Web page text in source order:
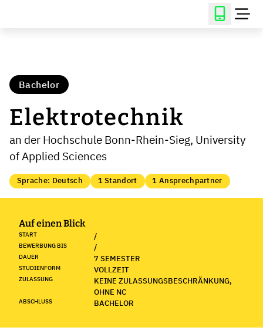
Bachelor
Elektrotechnik
an der Hochschule Bonn-Rhein-Sieg, University
of Applied Sciences
Sprache: Deutsch 1 Standort 1 Ansprechpartner
Auf einen Blick
START /
BEWERBUNG BIS /
DAUER 7 SEMESTER
STUDIENFORM VOLLZEIT
ZULASSUNG
KEINE ZULASSUNGSBESCHRÄNKUNG,
OHNE NC
ABSCHLUSS BACHELOR